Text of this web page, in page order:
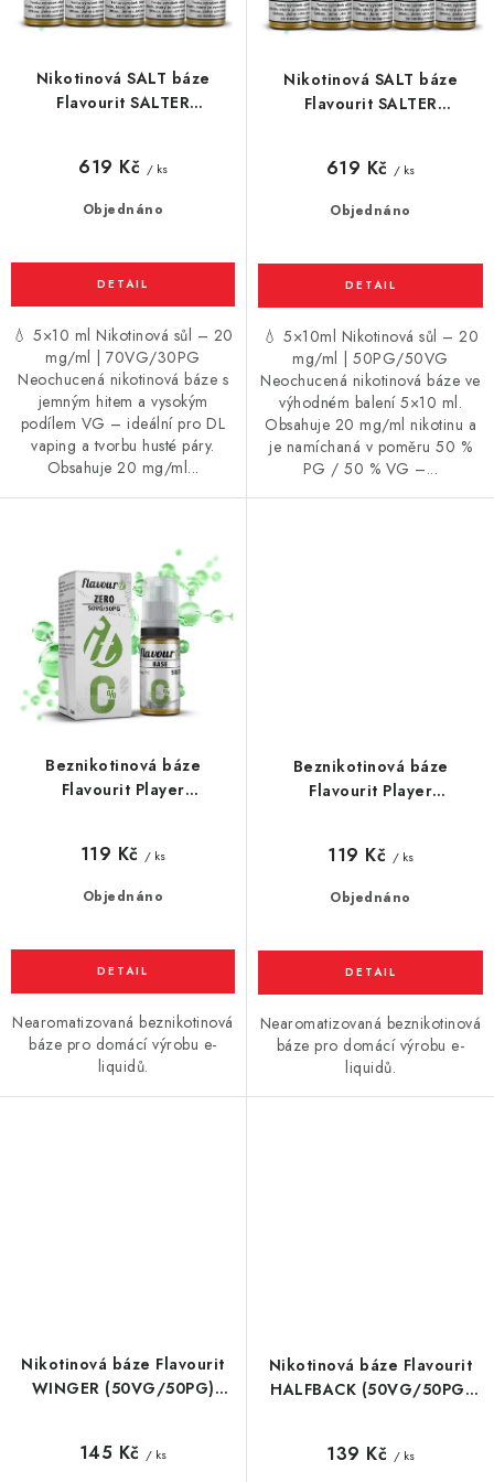
tk
Nikotinová SALT báze
Flavourit SALTER
Objednáno
619 Kč / ks
💧 5×10 ml Nikotinová sůl – 20
mg/ml | 70VG/30PG
Neochucená nikotinová báze s
jemným hitem a vysokým
podílem VG – ideální pro DL
vaping a tvorbu husté páry.
Obsahuje 20 mg/ml...
Nikotinová SALT báze
Flavourit SALTER
Objednáno
619 Kč / ks
💧 5×10ml Nikotinová sůl – 20
mg/ml | 50PG/50VG
Neochucená nikotinová báze ve
výhodném balení 5×10 ml.
Obsahuje 20 mg/ml nikotinu a
je namíchaná v poměru 50 %
PG / 50 % VG –...
Beznikotinová báze
Flavourit Player
Objednáno
119 Kč / ks
Nearomatizovaná beznikotinová
báze pro domácí výrobu e-
liquidů.
Beznikotinová báze
Flavourit Player
Objednáno
119 Kč / ks
Nearomatizovaná beznikotinová
báze pro domácí výrobu e-
liquidů.
Nikotinová báze Flavourit
WINGER (50VG/50PG)
145 Kč / ks
Nikotinová báze Flavourit
HALFBACK (50VG/50PG)
139 Kč / ks